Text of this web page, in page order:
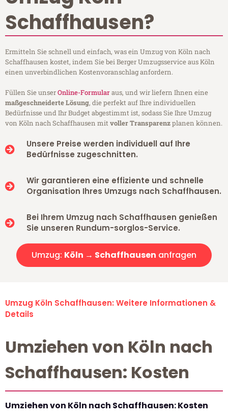
Schaffhausen?
Ermitteln Sie schnell und einfach, was ein Umzug von Köln nach
Schaffhausen kostet, indem Sie bei Berger Umzugsservice aus Köln
einen unverbindlichen Kostenvoranschlag anfordern.
Füllen Sie unserOnline-Formularaus, und wir liefern Ihnen eine
maßgeschneiderte Lösung, die perfekt auf Ihre individuellen
Bedürfnisse und Ihr Budget abgestimmt ist, sodass Sie Ihre Umzug
von Köln nach Schaffhausen mitvoller Transparenzplanen können.
Unsere Preise werden individuell auf Ihre
Bedürfnisse zugeschnitten.
Wir garantieren eine effiziente und schnelle
Organisation Ihres Umzugs nach Schaffhausen.
Bei Ihrem Umzug nach Schaffhausen genießen
Sie unseren Rundum-sorglos-Service.
Umzug: Köln → Schaffhausen anfragen
Umzug Köln Schaffhausen: Weitere Informationen &
Details
Umziehen von Köln nach
Schaffhausen: Kosten
Umziehen von Köln nach Schaffhausen: Kosten